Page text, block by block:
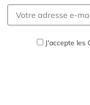
J'accepte les